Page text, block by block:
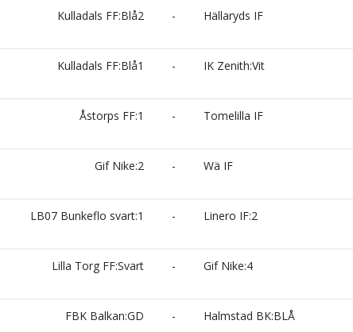
Kulladals FF:Blå2 - Hällaryds IF
Kulladals FF:Blå1 - IK Zenith:Vit
Åstorps FF:1 - Tomelilla IF
Gif Nike:2 - Wä IF
LB07 Bunkeflo svart:1 - Linero IF:2
Lilla Torg FF:Svart - Gif Nike:4
FBK Balkan:GD - Halmstad BK:BLÅ